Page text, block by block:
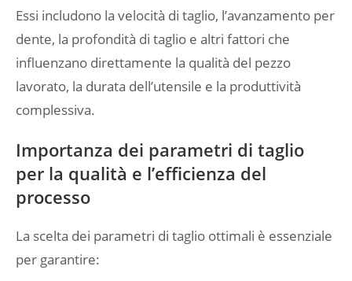
Essi includono la velocità di taglio, l’avanzamento per
dente, la profondità di taglio e altri fattori che
influenzano direttamente la qualità del pezzo
lavorato, la durata dell’utensile e la produttività
complessiva.
Importanza dei parametri di taglio
per la qualità e l’efficienza del
processo
La scelta dei parametri di taglio ottimali è essenziale
per garantire: